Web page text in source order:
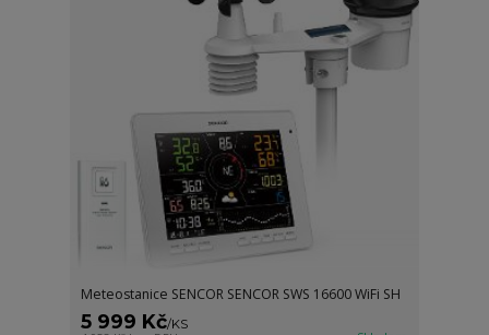
Meteostanice SENCOR SENCOR SWS 16600 WiFi SH
5 999 Kč/KS